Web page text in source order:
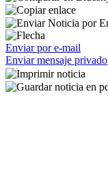
Enviar por e-mail
Enviar mensaje privado